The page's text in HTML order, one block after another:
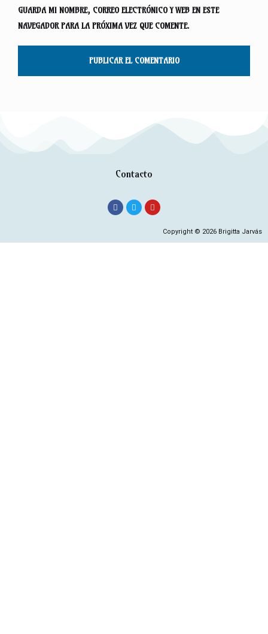
GUARDA MI NOMBRE, CORREO ELECTRÓNICO Y WEB EN ESTE
NAVEGADOR PARA LA PRÓXIMA VEZ QUE COMENTE.
Contacto
Copyright © 2026 Brigitta Jarvás